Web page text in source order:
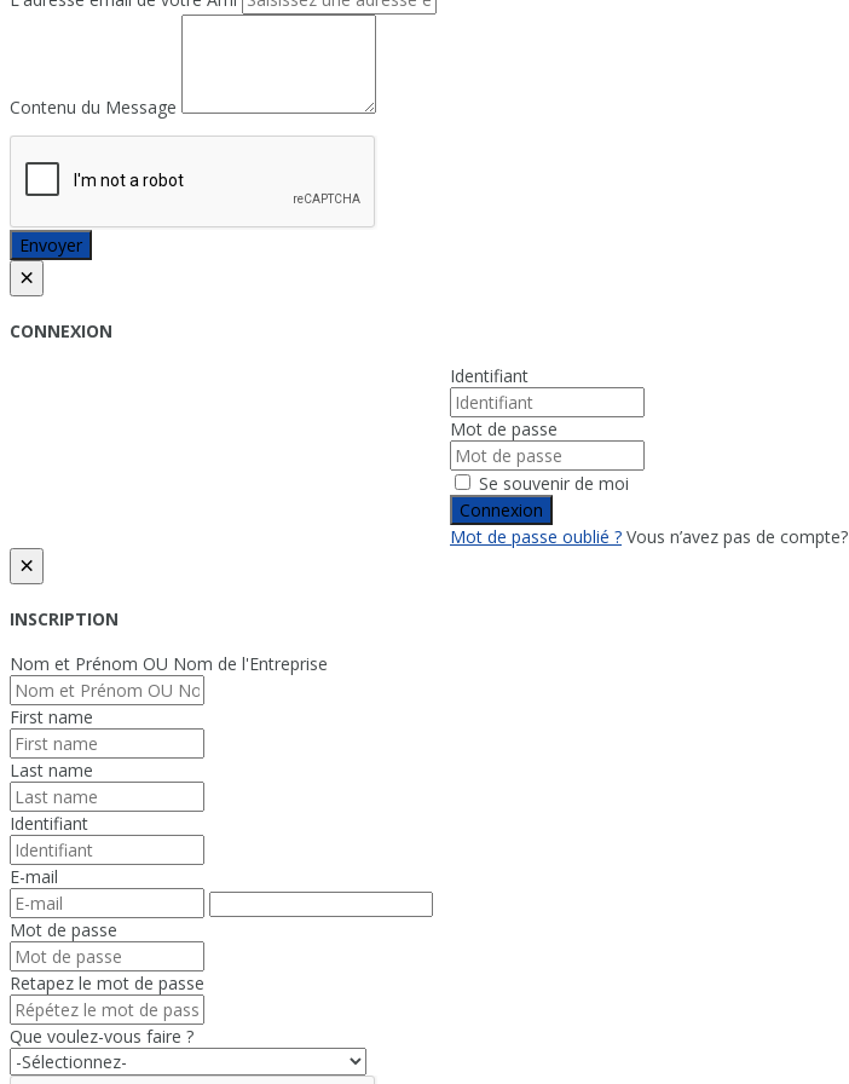
Contenu du Message
Envoyer
×
CONNEXION
Identifiant
Mot de passe
Se souvenir de moi
Connexion
Mot de passe oublié ? Vous n’avez pas de compte?
×
INSCRIPTION
Nom et Prénom OU Nom de l'Entreprise
First name
Last name
Identifiant
E-mail
Mot de passe
Retapez le mot de passe
Que voulez-vous faire ?